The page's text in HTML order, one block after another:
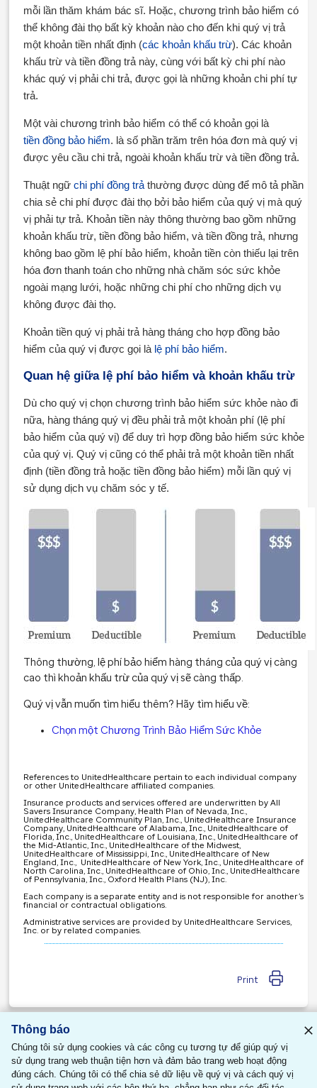
mỗi lần thăm khám bác sĩ. Hoặc, chương trình bảo hiểm có
thể không đài thọ bất kỳ khoản nào cho đến khi quý vị trả
một khoản tiền nhất định (các khoản khấu trừ). Các khoản
khấu trừ và tiền đồng trả này, cùng với bất kỳ chi phí nào
khác quý vị phải chi trả, được gọi là những khoản chi phí tự
trả.
Một vài chương trình bảo hiểm có thể có khoản gọi là
tiền đồng bảo hiểm. là số phần trăm trên hóa đơn mà quý vị
được yêu cầu chi trả, ngoài khoản khấu trừ và tiền đồng trả.
Thuật ngữ chi phí đồng trả thường được dùng để mô tả phần
chia sẻ chi phí được đài thọ bởi bảo hiểm của quý vị mà quý
vị phải tự trả. Khoản tiền này thông thường bao gồm những
khoản khấu trừ, tiền đồng bảo hiểm, và tiền đồng trả, nhưng
không bao gồm lệ phí bảo hiểm, khoản tiền còn thiếu lại trên
hóa đơn thanh toán cho những nhà chăm sóc sức khỏe
ngoài mạng lưới, hoặc những chi phí cho những dịch vụ
không được đài thọ.
Khoản tiền quý vị phải trả hàng tháng cho hợp đồng bảo
hiểm của quý vị được gọi là lệ phí bảo hiểm.
Quan hệ giữa lệ phí bảo hiểm và khoản khấu trừ
Dù cho quý vị chọn chương trình bảo hiểm sức khỏe nào đi
nữa, hàng tháng quý vị đều phải trả một khoản phí (lệ phí
bảo hiểm của quý vị) để duy trì hợp đồng bảo hiểm sức khỏe
của quý vị. Quý vị cũng có thể phải trả một khoản tiền nhất
định (tiền đồng trả hoặc tiền đồng bảo hiểm) mỗi lần quý vị
sử dụng dịch vụ chăm sóc y tế.
Thông thường, lệ phí bảo hiểm hàng tháng của quý vị càng
cao thì khoản khấu trừ của quý vị sẽ càng thấp.
Quý vị vẫn muốn tìm hiểu thêm? Hãy tìm hiểu về:
Chọn một Chương Trình Bảo Hiểm Sức Khỏe
References to UnitedHealthcare pertain to each individual company
or other UnitedHealthcare affiliated companies.
Insurance products and services offered are underwritten by All
Savers Insurance Company, Health Plan of Nevada, Inc.,
UnitedHealthcare Community Plan, Inc., UnitedHealthcare Insurance
Company, UnitedHealthcare of Alabama, Inc., UnitedHealthcare of
Florida, Inc., UnitedHealthcare of Louisiana, Inc., UnitedHealthcare of
the Mid-Atlantic, Inc., UnitedHealthcare of the Midwest,
UnitedHealthcare of Mississippi, Inc., UnitedHealthcare of New
England, Inc., UnitedHealthcare of New York, Inc., UnitedHealthcare of
North Carolina, Inc., UnitedHealthcare of Ohio, Inc., UnitedHealthcare
of Pennsylvania, Inc., Oxford Health Plans (NJ), Inc.
Each company is a separate entity and is not responsible for another’s
financial or contractual obligations.
Administrative services are provided by UnitedHealthcare Services,
Inc. or by related companies.
Print
Contact Us
Asistencia en Varios Idiomas
語言協助 Thông báo về khả năng tiếp cận
© 2026 United HealthCare Services, Inc.
Thông báo
Chúng tôi sử dụng cookies và các công cụ tương tự để giúp quý vị
sử dụng trang web thuận tiện hơn và đảm bảo trang web hoạt động
đúng cách. Chúng tôi có thể chia sẻ dữ liệu về quý vị và cách quý vị